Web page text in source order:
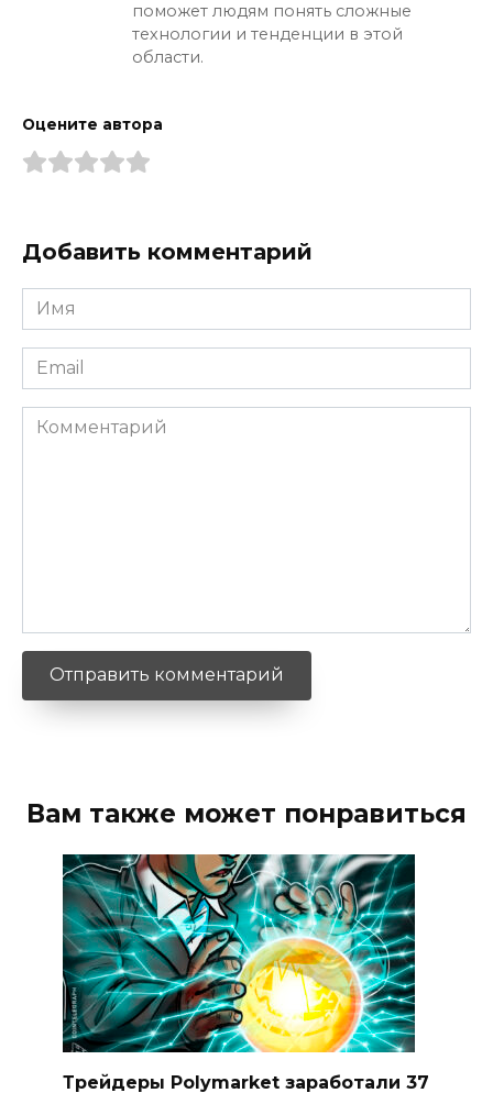
поможет людям понять сложные
технологии и тенденции в этой
области.
Оцените автора
Добавить комментарий
Имя
*
Email
*
Комментарий
Вам также может понравиться
Трейдеры Polymarket заработали 37